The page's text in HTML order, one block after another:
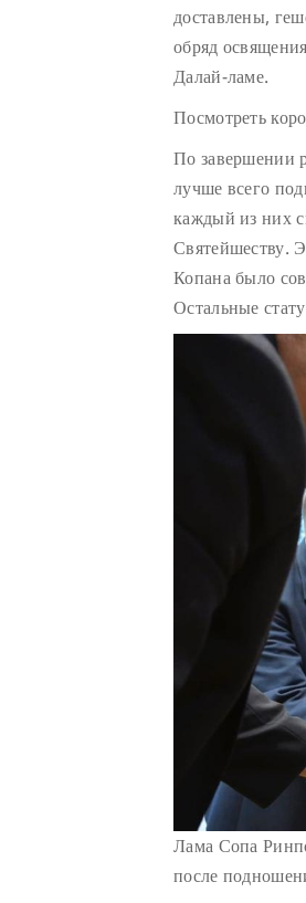
доставлены,
обряд
Далай-ламе.
Посмотреть
По завершении
лучше всего
каждый из них
Святейшеству.
Копана было
Остальные
Лама Сопа
после